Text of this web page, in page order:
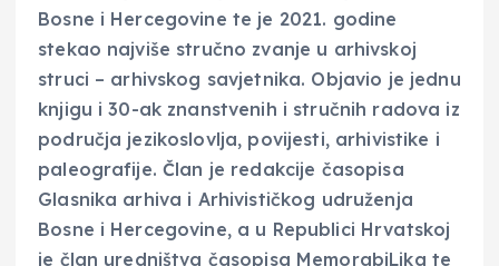
Bosne i Hercegovine te je 2021. godine
stekao najviše stručno zvanje u arhivskoj
struci – arhivskog savjetnika. Objavio je jednu
knjigu i 30-ak znanstvenih i stručnih radova iz
područja jezikoslovlja, povijesti, arhivistike i
paleografije. Član je redakcije časopisa
Glasnika arhiva i Arhivističkog udruženja
Bosne i Hercegovine, a u Republici Hrvatskoj
je član uredništva časopisa MemorabiLika te